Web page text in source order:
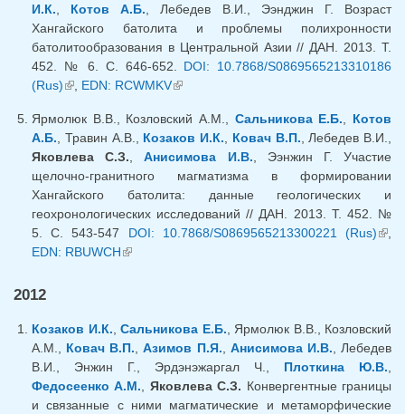
И.К.
Котов А.Б. , Лебедев В.И., Ээнджин Г. Возраст
Хангайского батолита и проблемы полихронности
батолитообразования в Центральной Азии // ДАН. 2013. Т.
452. № 6. С. 646-652. DOI: 10.7868/S0869565213310186
(Rus)(внешняя ссылка)
EDN: RCWMKV(внешняя ссылка)
Ярмолюк В.В., Козловский А.М., Сальникова Е.Б.
Котов
А.Б. , Травин А.В., Козаков И.К. Ковач В.П. , Лебедев В.И.,
Яковлева С.З. ,Анисимова И.В. , Ээнжин Г. Участие
щелочно-гранитного магматизма в формировании
Хангайского батолита: данные геологических и
геохронологических исследований // ДАН. 2013. Т. 452. №
5. С. 543-547 DOI: 10.7868/S0869565213300221 (Rus)
EDN: RBUWCH(внешняя ссылка)
2012
Козаков И.К. Сальникова Е.Б. , Ярмолюк В.В., Козловский
А.М., Ковач В.П. ,Азимов П.Я. Анисимова И.В. , Лебедев
В.И., Энжин Г., Эрдэнэжаргал Ч., Плоткина Ю.В.
Федосеенко А.М.
Яковлева С.З. Конвергентные границы
и связанные с ними магматические и метаморфические